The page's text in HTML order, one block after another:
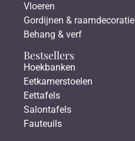
Vloeren
Gordijnen & raamdecoratie
Behang & verf
Bestsellers
Hoekbanken
Eetkamerstoelen
Eettafels
Salontafels
Fauteuils